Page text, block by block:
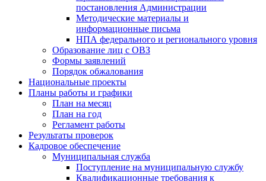
постановления Администрации
Методические материалы и
информационные письма
НПА федерального и регионального уровня
Образование лиц с ОВЗ
Формы заявлений
Порядок обжалования
Национальные проекты
Планы работы и графики
План на месяц
План на год
Регламент работы
Результаты проверок
Кадровое обеспечение
Муниципальная служба
Поступление на муниципальную службу
Квалификационные требования к